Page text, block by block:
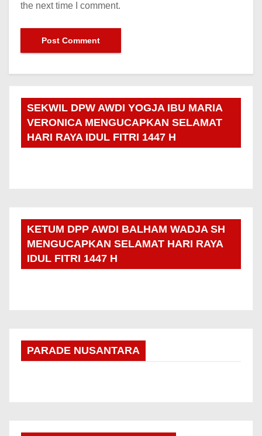
the next time I comment.
SEKWIL DPW AWDI YOGJA IBU MARIA
VERONICA MENGUCAPKAN SELAMAT
HARI RAYA IDUL FITRI 1447 H
KETUM DPP AWDI BALHAM WADJA SH
MENGUCAPKAN SELAMAT HARI RAYA
IDUL FITRI 1447 H
PARADE NUSANTARA